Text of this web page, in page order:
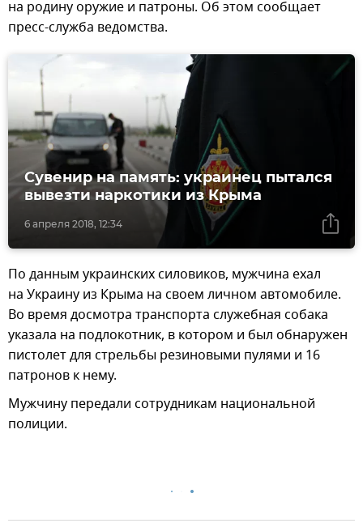
на родину оружие и патроны. Об этом сообщает
пресс-служба ведомства.
6 апреля 2018, 12:34
Сувенир на память: украинец пытался
вывезти наркотики из Крыма
По данным украинских силовиков, мужчина ехал
на Украину из Крыма на своем личном автомобиле.
Во время досмотра транспорта служебная собака
указала на подлокотник, в котором и был обнаружен
пистолет для стрельбы резиновыми пулями и 16
патронов к нему.
Мужчину передали сотрудникам национальной
полиции.